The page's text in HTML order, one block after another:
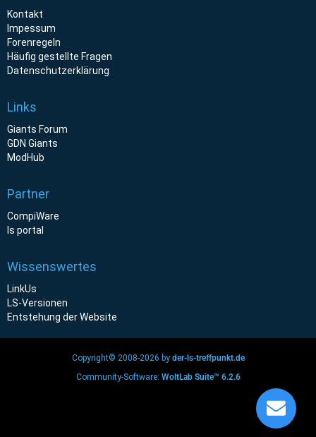
Kontakt
Impessum
Forenregeln
Häufig gestellte Fragen
Datenschutzerklärung
Links
Giants Forum
GDN Giants
ModHub
Partner
CompiWare
ls portal
Wissenswertes
LinkUs
LS-Versionen
Entstehung der Website
Copyright© 2008-2026 by der-ls-treffpunkt.de
Community-Software: WoltLab Suite™ 6.2.6